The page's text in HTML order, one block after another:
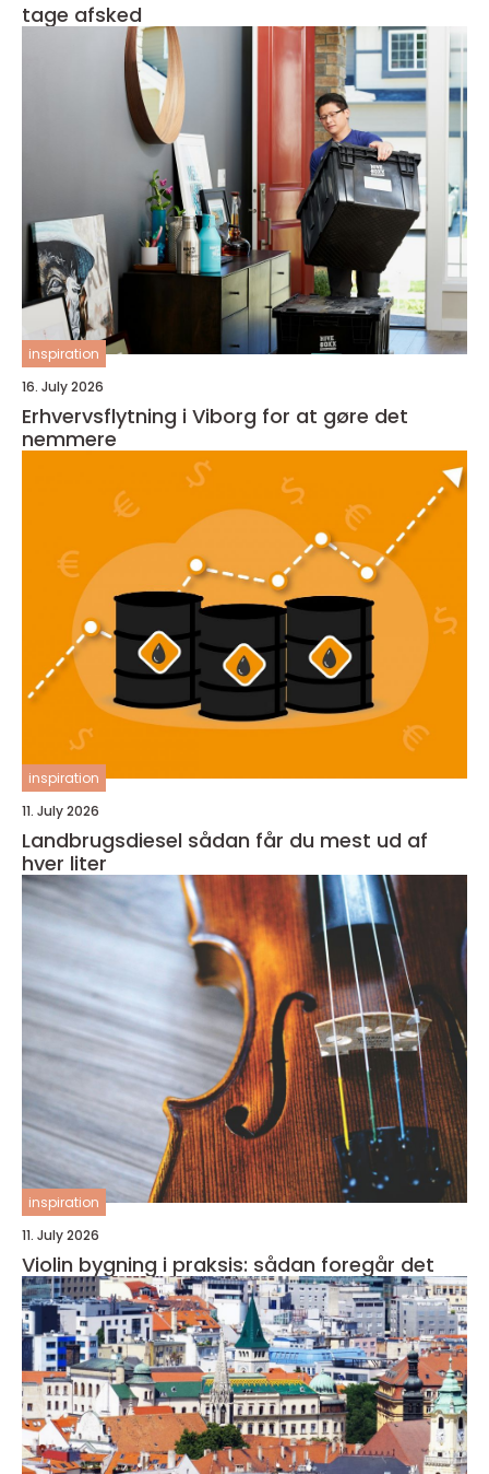
tage afsked
inspiration
16. July 2026
Erhvervsflytning i Viborg for at gøre det
nemmere
inspiration
11. July 2026
Landbrugsdiesel sådan får du mest ud af
hver liter
inspiration
11. July 2026
Violin bygning i praksis: sådan foregår det